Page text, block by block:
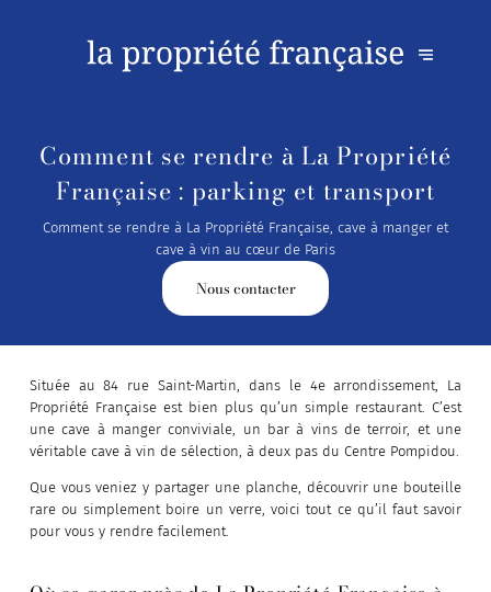
Comment se rendre à La Propriété
Française : parking et transport
Comment se rendre à La Propriété Française, cave à manger et
cave à vin au cœur de Paris
Nous contacter
Située au 84 rue Saint-Martin, dans le 4e arrondissement, La
Propriété Française est bien plus qu’un simple restaurant. C’est
une cave à manger conviviale, un bar à vins de terroir, et une
véritable cave à vin de sélection, à deux pas du Centre Pompidou.
Que vous veniez y partager une planche, découvrir une bouteille
rare ou simplement boire un verre, voici tout ce qu’il faut savoir
pour vous y rendre facilement.